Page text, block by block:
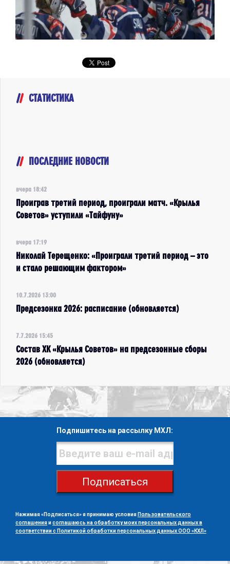
СТАТИСТИКА
ПОСЛЕДНИЕ НОВОСТИ
вчера 18:42
Проиграв третий период, проиграли матч. «Крылья
Советов» уступили «Тайфуну»
вчера 17:19
Николай Терещенко: «Проиграли третий период – это
и стало решающим фактором»
10.7.2026 13:00
Предсезонка 2026: расписание (обновляется)
7.7.2026 15:45
Состав ХК «Крылья Советов» на предсезонные сборы
2026 (обновляется)
Подпишитесь на рассылку МХЛ:
Подписаться
Нажимая «Подписаться» я принимаю условия Пользовательского
соглашенияисоглашаюсь на обработку моих персональных данных в
соответствии с Политикой обработки персональных данных ООО «КХЛ»